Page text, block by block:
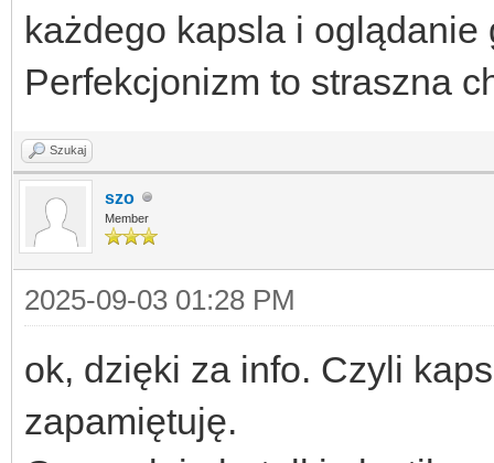
każdego kapsla i
Perfekcjonizm to straszna
Szukaj
szo
Member
2025-09-03 01:28 PM
ok, dzięki za info. Czyli
zapamiętuję.